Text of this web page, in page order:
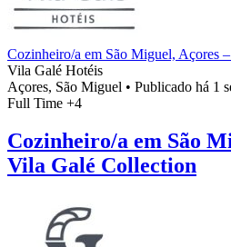
Cozinheiro/a em São Miguel, Açores
Vila Galé Hotéis
Açores, São Miguel • Publicado há 1
Full Time +4
Cozinheiro/a em São
Vila Galé Collection